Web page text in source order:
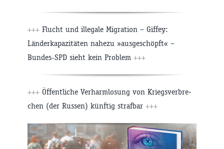
+++ Flucht und illegale Migration – Giffey:
Länderkapazitäten nahezu »ausgeschöpft« –
Bundes-SPD sieht kein Problem +++
+++ Öff­ent­liche Ver­harm­lo­sung von Kriegs­ver­b­re­
chen (der Russen) künftig strafbar +++